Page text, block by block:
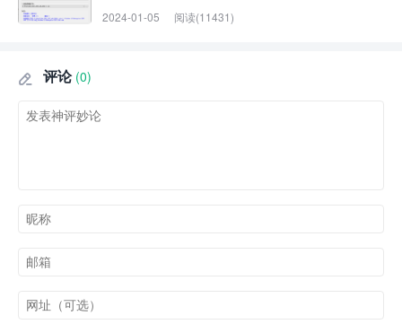
2024-01-05 阅读(11431)
 评论 (0)